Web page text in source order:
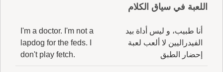
اللعبة في سياق الكلام
أنا طبيب، و ليس أداة بيد
الفيدراليين لا ألعب لعبة
إحضار الطبق
I'm a doctor. I'm not a
lapdog for the feds. I
don't play fetch.